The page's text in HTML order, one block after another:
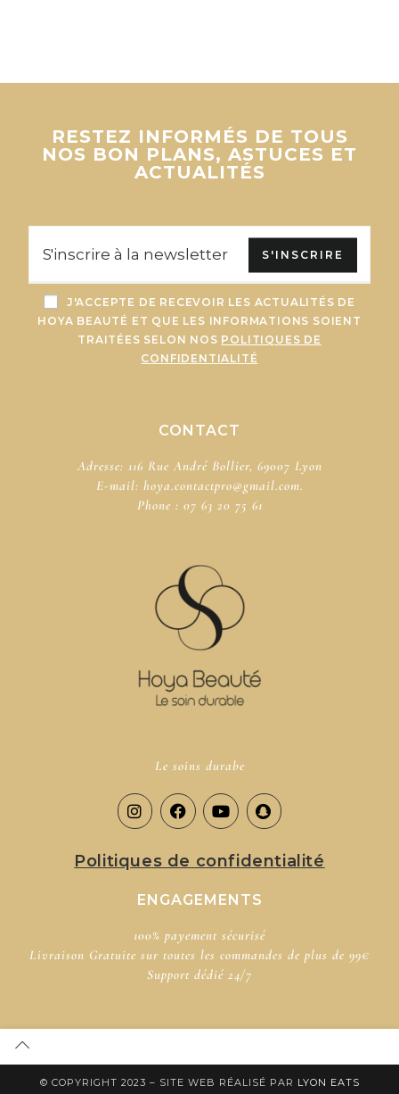
RESTEZ INFORMÉS DE TOUS
NOS BON PLANS, ASTUCES ET
ACTUALITÉS
S'INSCRIRE
J'ACCEPTE DE RECEVOIR LES ACTUALITÉS DE
HOYA BEAUTÉ ET QUE LES INFORMATIONS SOIENT
TRAITÉES SELON NOS POLITIQUES DE
CONFIDENTIALITÉ
CONTACT
Adresse: 116 Rue André Bollier, 69007 Lyon
E-mail: hoya.contactpro@gmail.com.
Phone : 07 63 20 75 61
Le soins durabe
Politiques de confidentialité
ENGAGEMENTS
100% payement sécurisé​
Livraison Gratuite sur toutes les commandes de plus de 99€
Support dédié​ 24/7
© COPYRIGHT 2023 – SITE WEB RÉALISÉ PAR LYON EATS